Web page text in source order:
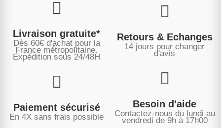
Livraison gratuite*
Dès 60€ d'achat pour la
France métropolitaine.
Expédition sous 24/48H
Retours & Echanges
14 jours pour changer
d'avis
Paiement sécurisé
En 4X sans frais possible
Besoin d'aide
Contactez-nous du lundi au
vendredi de 9h à 17h00